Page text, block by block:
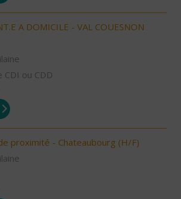
A DOMICILE - VAL COUESNON
CDI ou CDD
proximité - Chateaubourg (H/F)